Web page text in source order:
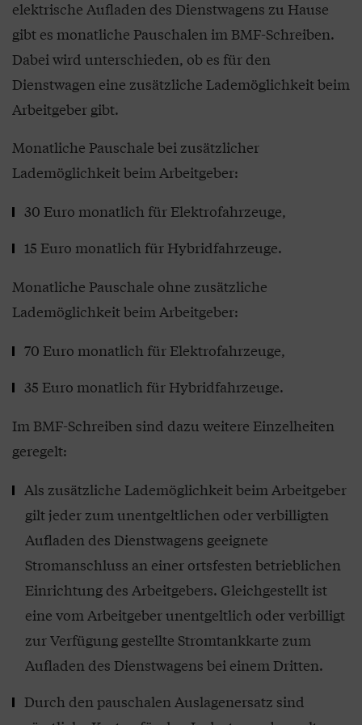
elektrische Aufladen des Dienstwagens zu Hause
gibt es monatliche Pauschalen im BMF-Schreiben.
Dabei wird unterschieden, ob es für den
Dienstwagen eine zusätzliche La­demöglichkeit beim
Arbeitgeber gibt.
Monatliche Pauschale bei zusätzlicher
Lademöglichkeit beim Arbeitgeber:
30 Euro monatlich für Elektrofahrzeuge,
15 Euro monatlich für Hybridfahrzeuge.
Monatliche Pauschale ohne zusätzliche
Lademöglichkeit beim Arbeitgeber:
70 Euro monatlich für Elektrofahrzeuge,
35 Euro monatlich für Hybridfahrzeuge.
Im BMF-Schreiben sind dazu weitere Einzelheiten
geregelt:
Als zusätzliche Lademöglichkeit beim Arbeitgeber
gilt jeder zum unentgeltlichen oder verbilligten
Aufladen des Dienstwagens geeignete
Stromanschluss an einer ortsfesten betrieblichen
Einrichtung des Arbeitgebers. Gleichgestellt ist
eine vom Arbeitgeber un­entgeltlich oder verbilligt
zur Verfügung gestellte Stromtankkarte zum
Aufladen des Dienstwagens bei einem Dritten.
Durch den pauschalen Auslagenersatz sind